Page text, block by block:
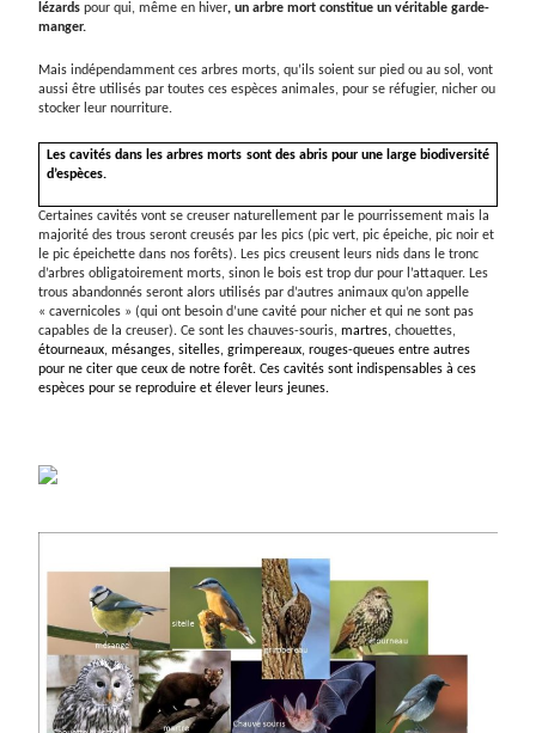
lézardspour qui, même en hiver, un arbre mort constitue un véritable garde-
manger.
Mais indépendamment ces arbres morts, qu’ils soient sur pied ou au sol, vont
aussi être utilisés par toutes ces espèces animales, pour se réfugier, nicher ou
stocker leur nourriture.
Les cavités dans les arbres morts sont des abris pour une large biodiversité
d’espèces.
Certaines cavités vont se creuser naturellement par le pourrissement mais la
majorité des trous seront creusés par les pics (pic vert, pic épeiche, pic noir et
le pic épeichette dans nos forêts). Les pics creusent leurs nids dans le tronc
d’arbres obligatoirement morts, sinon le bois est trop dur pour l’attaquer. Les
trous abandonnés seront alors utilisés par d’autres animaux qu’on appelle
« cavernicoles » (qui ont besoin d’une cavité pour nicher et qui ne sont pas
capables de la creuser). Ce sont les chauves-souris,martres, chouettes,
étourneaux, mésanges, sitelles, grimpereaux, rouges-queues entre autres
pour ne citer que ceux de notre forêt. Ces cavités sont indispensables à ces
espèces pour se reproduire et élever leurs jeunes.